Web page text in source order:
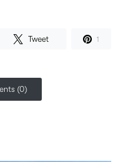
Tweet 1
(0)